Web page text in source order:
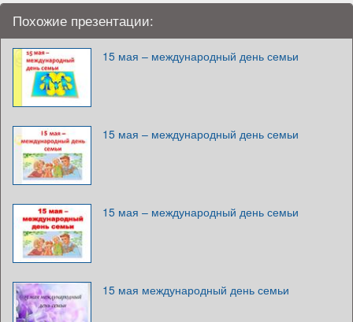
Похожие презентации:
15 мая – международный день семьи
15 мая – международный день семьи
15 мая – международный день семьи
15 мая международный день семьи